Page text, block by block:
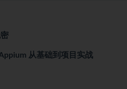
从基础到项目实战